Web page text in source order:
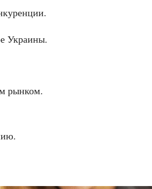
Украины.
рынком.